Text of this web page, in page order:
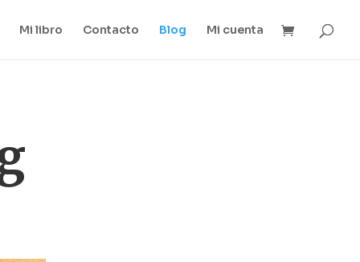
Mi libro Contacto Blog Mi cuenta